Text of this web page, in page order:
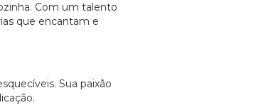
Com um talento
que encantam e
Sua paixão